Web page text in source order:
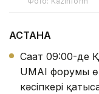
АСТАНА
Сағат 09:00-де
UMAI форумы
кәсіпкері